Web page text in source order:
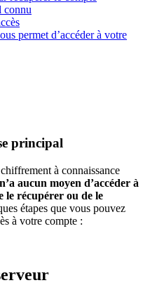
connu
permet d’accéder à votre
principal
à connaissance
aucun moyen d’accéder à
le récupérer ou de le
étapes que vous pouvez
à votre compte :